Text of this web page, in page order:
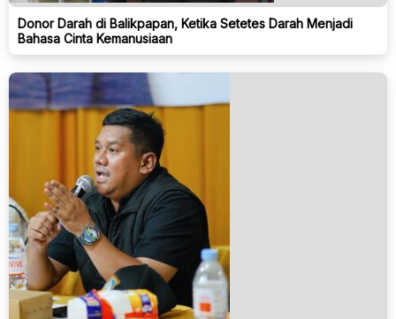
Donor Darah di Balikpapan, Ketika Setetes Darah Menjadi
Bahasa Cinta Kemanusiaan